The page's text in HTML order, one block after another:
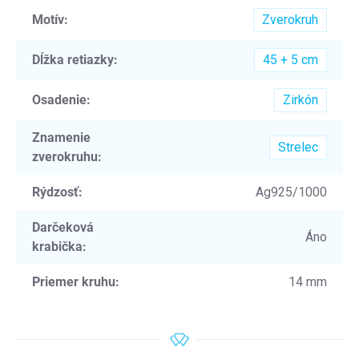
Motív: Zverokruh
Dĺžka retiazky: 45 + 5 cm
Osadenie: Zirkón
Znamenie
zverokruhu:
Strelec
Rýdzosť: Ag925/1000
Darčeková
krabička:
Áno
Priemer kruhu: 14 mm